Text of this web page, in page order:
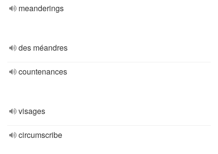
meanderings
des méandres
countenances
visages
circumscribe